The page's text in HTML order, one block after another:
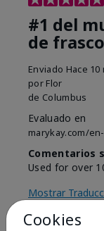
#1 del
de
Enviado Hace 10
por Flor
de Columbus
Evaluado en
marykay.com/
Comentarios
Used for over
Mostrar
Conclusión
Cookies